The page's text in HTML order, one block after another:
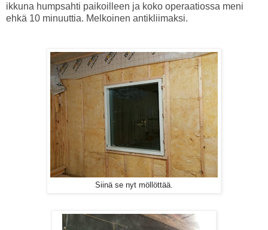
ikkuna humpsahti paikoilleen ja koko operaatiossa meni
ehkä 10 minuuttia. Melkoinen antikliimaksi.
Siinä se nyt möllöttää.